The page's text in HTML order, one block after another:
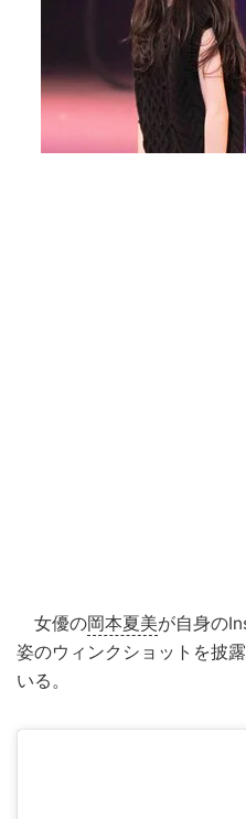
女優の岡本夏美が自身の
姿のウィンクショットを披
いる。